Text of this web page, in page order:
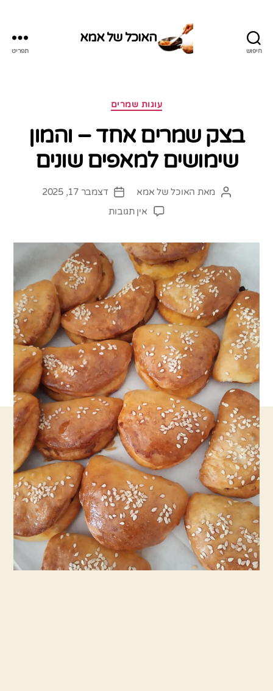
חיפוש
האוכל של אמא
תפריט
קטגוריות
עוגות שמרים
בצק שמרים אחד – והמון
שימושים למאפים שונים
המחבר
מאת האוכל של אמא
תאריךדצמבר 17, 2025
אין תגובותעל
אחד
–
והמון
שימושים
למאפים
שונים